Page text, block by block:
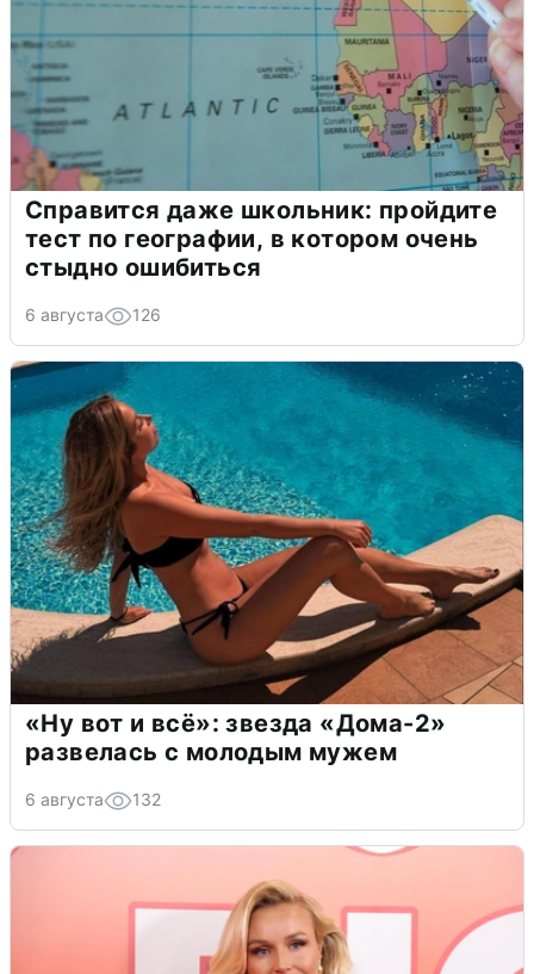
Справится даже школьник: пройдите
тест по географии, в котором очень
стыдно ошибиться
6 августа 126
«Ну вот и всё»: звезда «Дома-2»
развелась с молодым мужем
6 августа 132